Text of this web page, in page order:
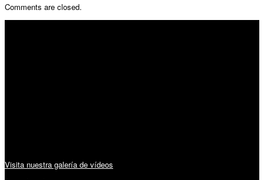
Comments are closed.
Visita nuestra galería de vídeos